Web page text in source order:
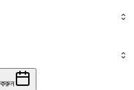
করুন